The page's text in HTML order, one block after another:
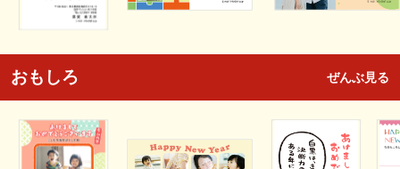
おもしろ ぜんぶ見る